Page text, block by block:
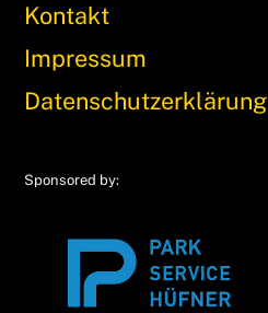
Kontakt
Impressum
Datenschutzerklärung
Sponsored by: